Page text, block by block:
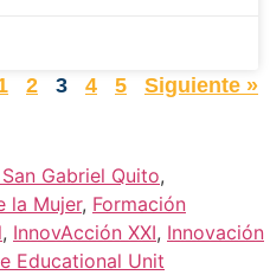
2 3 4 5 Siguiente »
Gabriel Quito,
la Mujer, Formación
, InnovAcción XXI, Innovación
Educational Unit